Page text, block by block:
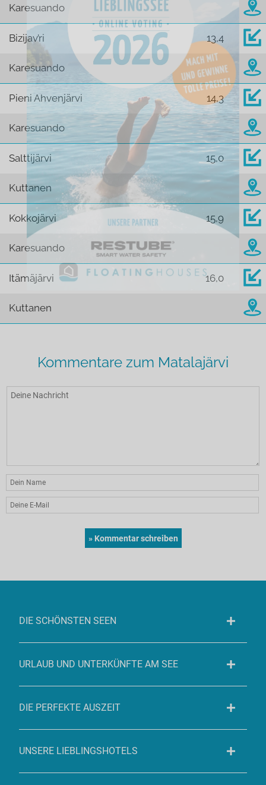
Karesuando
Bizijav’ri 13,4
Karesuando
Pieni Ahvenjärvi 14,3
Karesuando
Salttijärvi 15,0
Kuttanen
Kokkojärvi 15,9
Karesuando
Itämäjärvi 16,0
Kuttanen
Kommentare zum Matalajärvi
DIE SCHÖNSTEN SEEN
URLAUB UND UNTERKÜNFTE AM SEE
DIE PERFEKTE AUSZEIT
UNSERE LIEBLINGSHOTELS